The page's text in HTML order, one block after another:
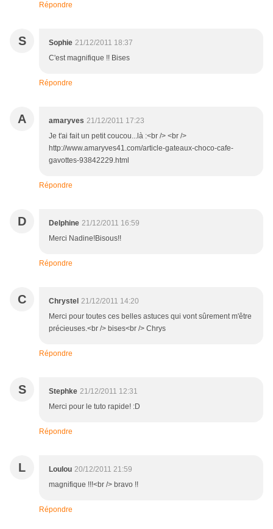
Répondre
S Sophie 21/12/2011 18:37
C'est magnifique !! Bises
Répondre
A amaryves 21/12/2011 17:23
Je t'ai fait un petit coucou...là :<br /> <br />
http://www.amaryves41.com/article-gateaux-choco-cafe-
gavottes-93842229.html
Répondre
D Delphine 21/12/2011 16:59
Merci Nadine!Bisous!!
Répondre
C Chrystel 21/12/2011 14:20
Merci pour toutes ces belles astuces qui vont sûrement m'être
précieuses.<br /> bises<br /> Chrys
Répondre
S Stephke 21/12/2011 12:31
Merci pour le tuto rapide! :D
Répondre
L Loulou 20/12/2011 21:59
magnifique !!!<br /> bravo !!
Répondre